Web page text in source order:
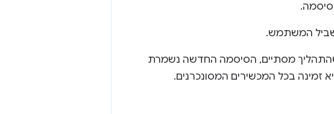
המשתמש.
מסתיים, הסיסמה החדשה נשמרת